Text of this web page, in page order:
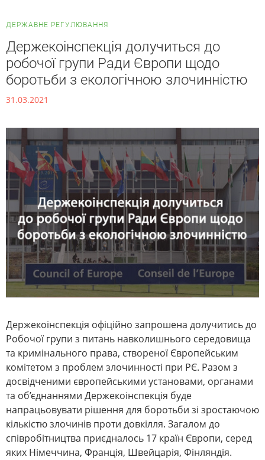
ДЕРЖАВНЕ РЕГУЛЮВАННЯ
Держекоінспекція долучиться до
робочої групи Ради Європи щодо
боротьби з екологічною злочинністю
31.03.2021
Держекоінспекція офіційно запрошена долучитись до
Робочої групи з питань навколишнього середовища
та кримінального права, створеної Європейським
комітетом з проблем злочинності при РЄ. Разом з
досвідченими європейськими установами, органами
та об’єднаннями Держекоінспекція буде
напрацьовувати рішення для боротьби зі зростаючою
кількістю злочинів проти довкілля. Загалом до
співробітництва приєдналось 17 країн Європи, серед
яких Німеччина, Франція, Швейцарія, Фінляндія.